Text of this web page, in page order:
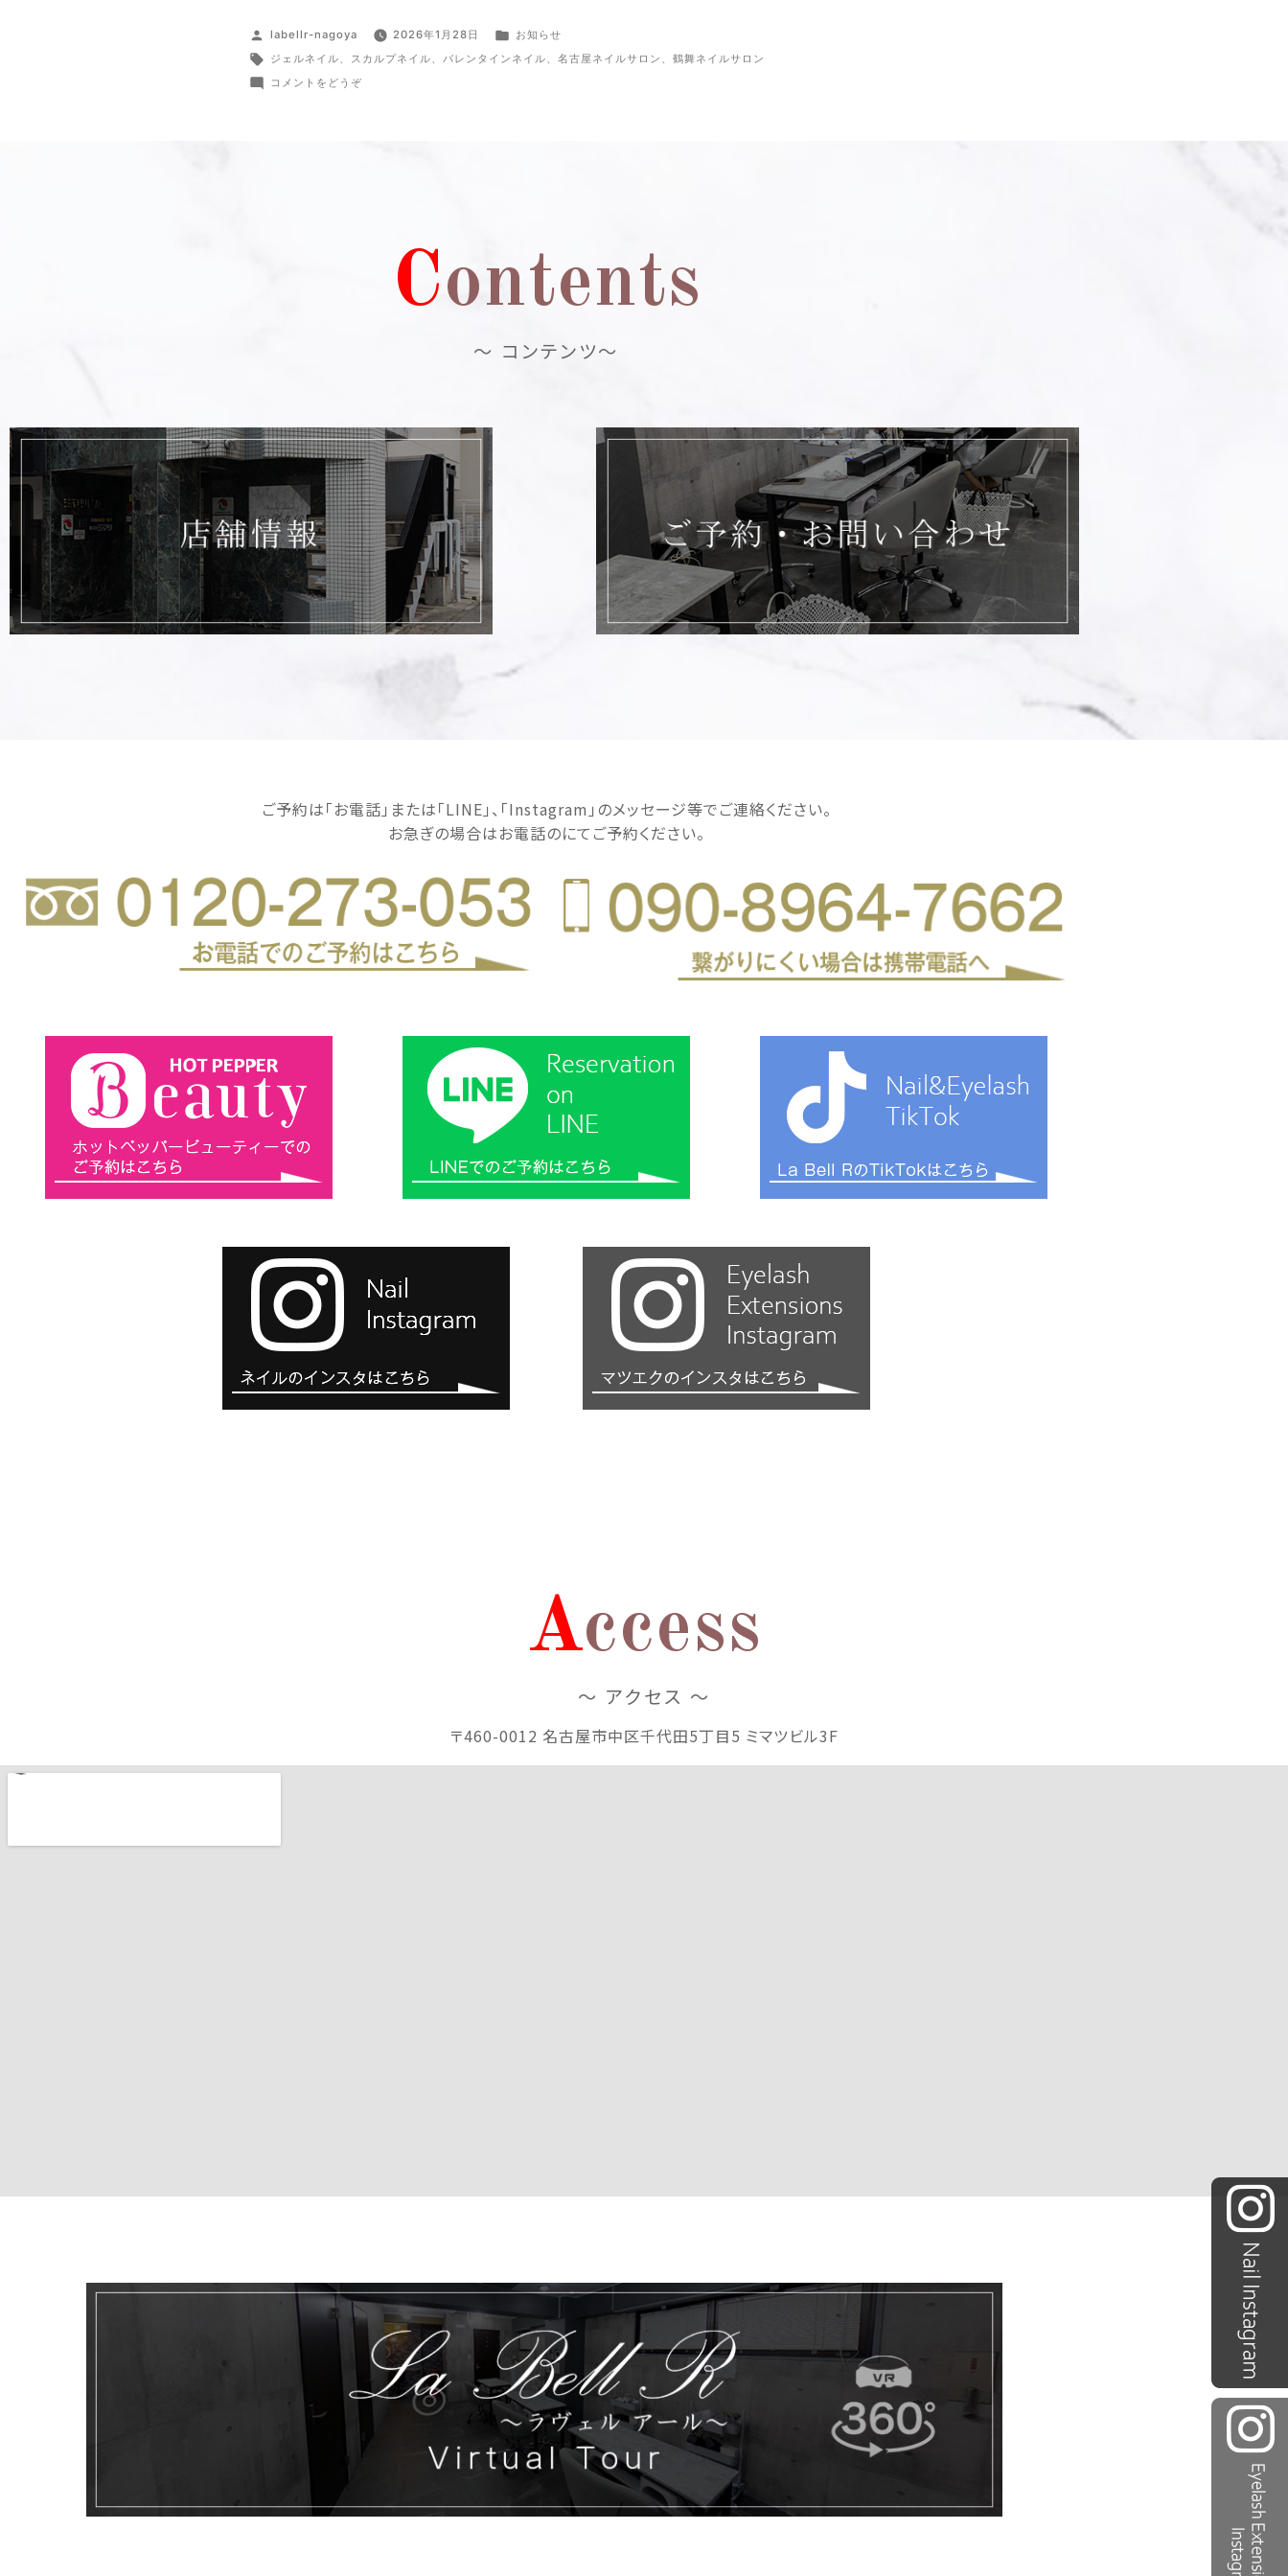
labellr-nagoya 2026年1月28日
お知らせ
ジェルネイル、 スカルプネイル、 バレンタインネイル、 名古屋ネイルサロン 、 鶴舞ネイルサロン
コメントをどうぞ
Contents
～ コンテンツ～
ご予約は｢お電話｣または｢LINE｣、｢Instagram｣のメッセージ等でご連絡ください。
お急ぎの場合はお電話のにてご予約ください。
Access
～ アクセス ～
〒460-0012 名古屋市中区千代田5丁目5 ミマツビル3F